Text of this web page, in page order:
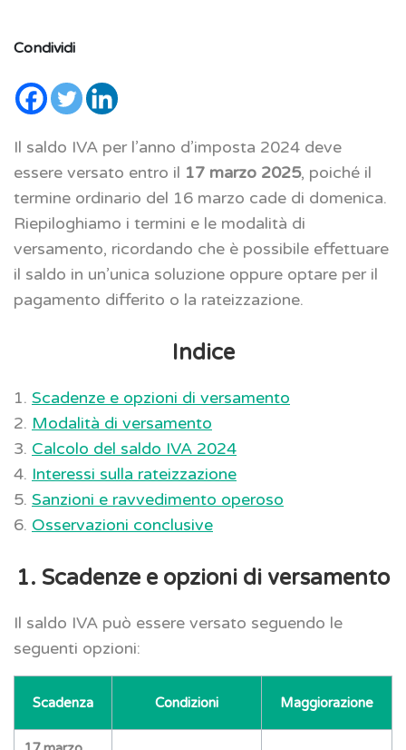
Condividi
Il saldo IVA per l’anno d’imposta 2024 deve
essere versato entro il 17 marzo 2025, poiché il
termine ordinario del 16 marzo cade di domenica.
Riepiloghiamo i termini e le modalità di
versamento, ricordando che è possibile effettuare
il saldo in un’unica soluzione oppure optare per il
pagamento differito o la rateizzazione.
Indice
1. Scadenze e opzioni di versamento
2. Modalità di versamento
3. Calcolo del saldo IVA 2024
4. Interessi sulla rateizzazione
5. Sanzioni e ravvedimento operoso
6. Osservazioni conclusive
1. Scadenze e opzioni di versamento
Il saldo IVA può essere versato seguendo le
seguenti opzioni:
Scadenza Condizioni Maggiorazione